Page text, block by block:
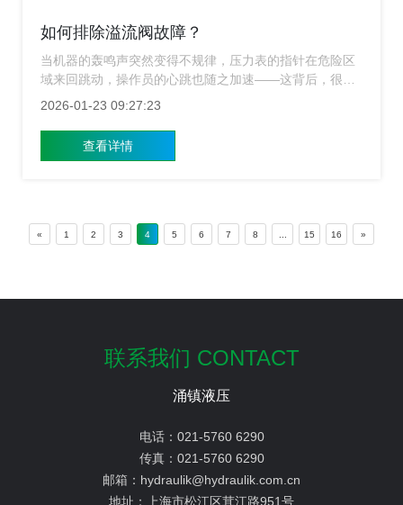
如何排除溢流阀故障？
当机器的轰鸣声突然变得不规律，压力表的指针在危险区
域来回跳动，操作员的心跳也随之加速——这背后，很可
能就是那个看似不起眼的溢流阀在“闹性格”，一家深耕液
运行，往往就系于这枚小小的阀门之上，今天我们不讲参
数，不谈技术手册，只聊聊那些现场最真实、最让人头疼
2026-01-23 09:27:23
查看详情
« 1 2 3 4 5 6 7 8 ... 15 16 »
联系我们 CONTACT
涌镇液压
电话： 021-5760 6290
传真： 021-5760 6290
邮箱： hydraulik@hydraulik.com.cn
地址：
上海市松江区茸江路951号